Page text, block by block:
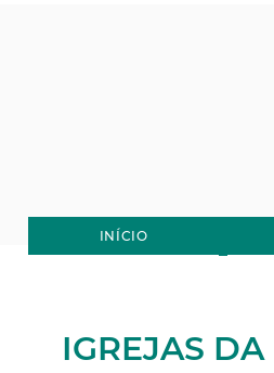
INÍCIO
IGREJAS